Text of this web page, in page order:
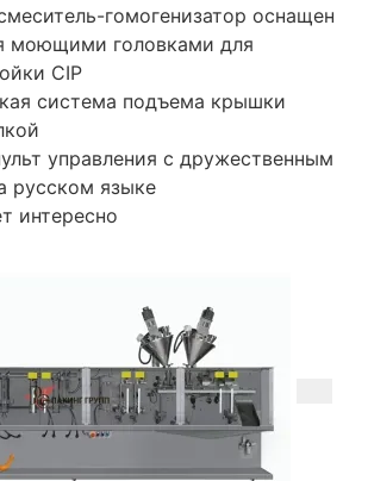
гомогенизатор оснащен
головками для
CIP
система подъема крышки
управления с дружественным
русском языке
интересно